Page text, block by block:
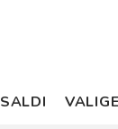
SALDI